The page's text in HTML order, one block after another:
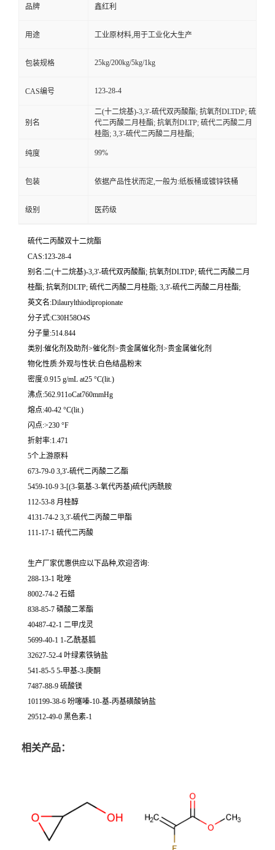
品牌 鑫红利
用途 工业原材料,用于工业化大生产
包装规格 25kg/200kg/5kg/1kg
CAS编号 123-28-4
别名
二(十二烷基)-3,3'-硫代双丙酸酯; 抗氧剂DLTDP; 硫
代二丙酸二月桂酯; 抗氧剂DLTP; 硫代二丙酸二月
桂脂; 3,3'-硫代二丙酸二月桂酯;
纯度 99%
包装 依据产品性状而定,一般为:纸板桶或镀锌铁桶
级别 医药级
硫代二丙酸双十二烷酯
CAS:123-28-4
别名:二(十二烷基)-3,3'-硫代双丙酸酯; 抗氧剂DLTDP; 硫代二丙酸二月
桂酯; 抗氧剂DLTP; 硫代二丙酸二月桂脂; 3,3'-硫代二丙酸二月桂酯;
英文名:Dilaurylthiodipropionate
分子式:C30H58O4S
分子量:514.844
类别:催化剂及助剂>催化剂>贵金属催化剂>贵金属催化剂
物化性质:外观与性状:白色结晶粉末
密度:0.915 g/mL at25 °C(lit.)
沸点:562.911oCat760mmHg
熔点:40-42 °C(lit.)
闪点:>230 °F
折射率:1.471
5个上游原料
673-79-0 3,3'-硫代二丙酸二乙酯
5459-10-9 3-[(3-氨基-3-氧代丙基)硫代]丙酰胺
112-53-8 月桂醇
4131-74-2 3,3'-硫代二丙酸二甲酯
111-17-1 硫代二丙酸
生产厂家优惠供应以下品种,欢迎咨询:
288-13-1 吡唑
8002-74-2 石蜡
838-85-7 磷酸二苯酯
40487-42-1 二甲戊灵
5699-40-1 1-乙酰基胍
32627-52-4 叶绿素铁钠盐
541-85-5 5-甲基-3-庚酮
7487-88-9 硫酸镁
101199-38-6 吩噻嗪-10-基-丙基磺酸钠盐
29512-49-0 黑色素-1
相关产品：